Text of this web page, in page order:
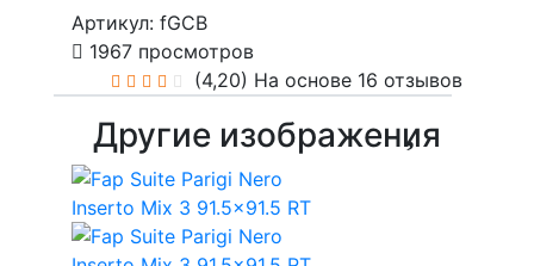
Артикул: fGCB
1967 просмотров
(4,20) На основе 16 отзывов
Другие изображения